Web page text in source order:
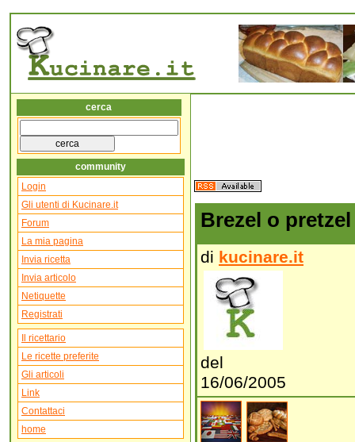
cerca
community
Login
Gli utenti di Kucinare.it
Forum
La mia pagina
Invia ricetta
Invia articolo
Netiquette
Registrati
Il ricettario
Le ricette preferite
Gli articoli
Link
Contattaci
home
Brezel o pretzel
di kucinare.it
del
16/06/2005